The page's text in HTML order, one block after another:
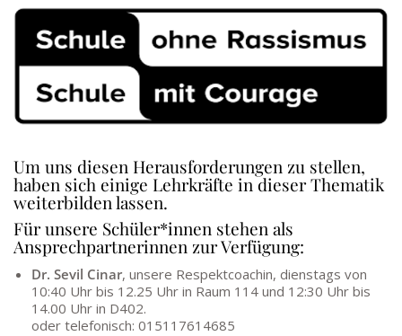
Um uns diesen Herausforderungen zu stellen,
haben sich einige Lehrkräfte in dieser Thematik
weiterbilden lassen.
Für unsere Schüler*innen stehen als
Ansprechpartnerinnen zur Verfügung:
Dr. Sevil Cinar, unsere Respektcoachin, dienstags von
10:40 Uhr bis 12.25 Uhr in Raum 114 und 12:30 Uhr bis
14.00 Uhr in D402.
oder telefonisch: 015117614685